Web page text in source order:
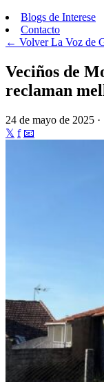
Blogs de Interese
Contacto
← VolverLa Voz de
Veciños de
reclaman
24 de mayo de 2025
𝕏 f 📧